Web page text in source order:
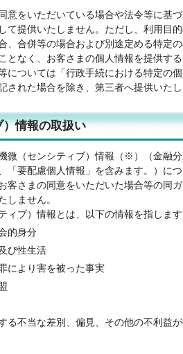
意をいただいている場合や法令等に基
て提供いたしません。ただし、利用目
、合併等の場合および別途定める特定
となく、お客さまの個人情報を提供する
については「行政手続における特定の
された場合を除き、第三者へ提供いたし
情報の取扱い
微（センシティブ）情報（※）（金融
「要配慮個人情報」を含みます。）に
客さまの同意をいただいた場合等の同
しません。
ィブ）情報とは、以下の情報を指します
的身分
び性生活
により害を被った事実
る不当な差別、偏見、その他の不利益